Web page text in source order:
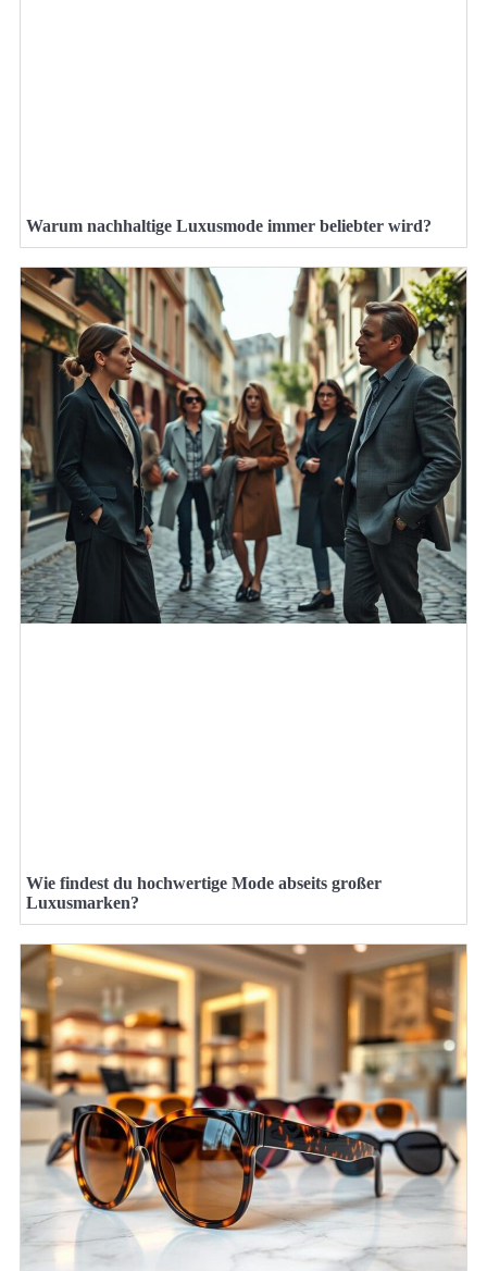
Warum nachhaltige Luxusmode immer beliebter wird?
Wie findest du hochwertige Mode abseits großer
Luxusmarken?